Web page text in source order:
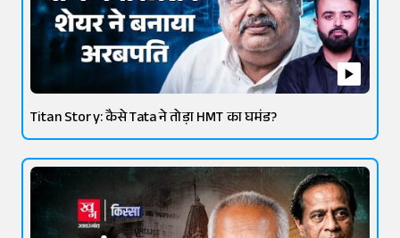
Titan Story: कैसे Tata ने तोड़ा HMT का घमंड?